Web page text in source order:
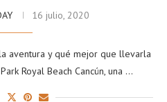
16 julio, 2020
aventura y qué mejor que llevarla
Royal Beach Cancún, una …